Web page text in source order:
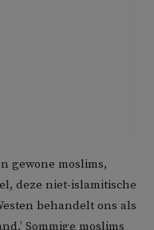
gewone moslims,
deze niet-islamitische
behandelt ons als
Sommige moslims